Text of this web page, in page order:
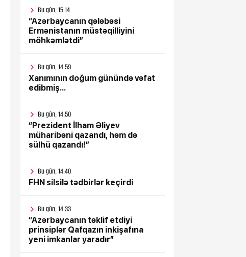
Bu gün, 15:14
“Azərbaycanın qələbəsi
Ermənistanın müstəqilliyini
möhkəmlətdi”
Bu gün, 14:59
Xanımının doğum günündə vəfat
edibmiş...
Bu gün, 14:50
“Prezident İlham Əliyev
müharibəni qazandı, həm də
sülhü qazandı!”
Bu gün, 14:40
FHN silsilə tədbirlər keçirdi
Bu gün, 14:33
“Azərbaycanın təklif etdiyi
prinsiplər Qafqazın inkişafına
yeni imkanlar yaradır”